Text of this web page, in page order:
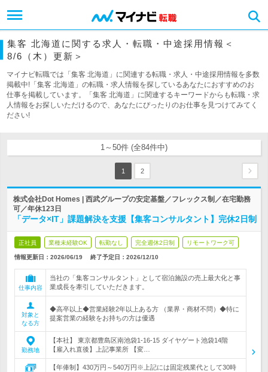
集客 北海道に関する求人・転職・中途採用情報＜
8/6（木）更新＞
マイナビ転職では「集客 北海道」に関連する転職・求人・中途採用情報を多数
掲載中!「集客 北海道」の転職・求人情報を探しているあなたにおすすめのお
仕事を掲載しています。「集客 北海道」に関連するキーワードからも転職・求
人情報をお探しいただけるので、あなたにぴったりのお仕事を見つけてみてく
ださい!
1～50件 (全84件中)
1 2
株式会社Dot Homes | 西武グループの安定基盤／フレックス制／在宅勤務
可／年休123日
「データ×IT」課題解決を支援【集客コンサルタント】完休2日制
正社員 業種未経験OK 転勤なし 完全週休2日制 リモートワーク可
情報更新日：2026/06/19 終了予定日： 2026/12/10
仕事内容
当社の「集客コンサルタント」として宿泊施設の売上最大化と事
業成長を牽引していただきます。
対象と
なる方
◆高卒以上◆営業経験2年以上ある方 （業界・商材不問）◆特に
提案営業の経験をお持ちの方は優遇
勤務地
【本社】 東京都豊島区南池袋1-16-15 ダイヤゲート池袋14階
【雇入れ直後】上記事業所 【変…
【年俸制】430万円～540万円※上記には固定残業代として30時